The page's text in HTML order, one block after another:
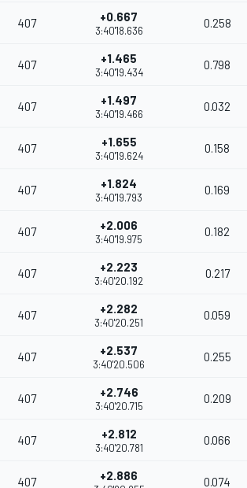
407 +0.667
3:40'18.636
0.258
407 +1.465
3:40'19.434
0.798
407 +1.497
3:40'19.466
0.032
407 +1.655
3:40'19.624
0.158
407 +1.824
3:40'19.793
0.169
407 +2.006
3:40'19.975
0.182
407 +2.223
3:40'20.192
0.217
407 +2.282
3:40'20.251
0.059
407 +2.537
3:40'20.506
0.255
407 +2.746
3:40'20.715
0.209
407 +2.812
3:40'20.781
0.066
407 +2.886 0.074